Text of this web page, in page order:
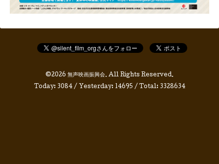
©2026 無声映画振興会. All Rights Reserved.
Today: 3084/ Yesterday: 14695 / Total: 3328634